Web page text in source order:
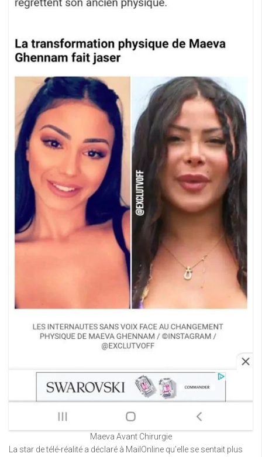
Maeva Avant Chirurgie
La star de télé-réalité a déclaré à MailOnline qu’elle se sentait plus